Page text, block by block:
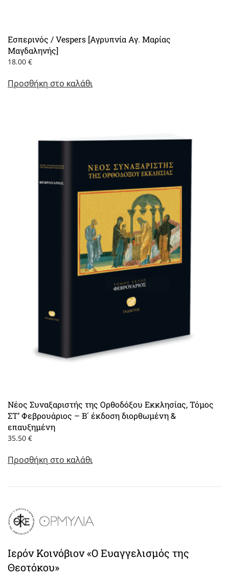
Εσπερινός / Vespers [Αγρυπνία Αγ. Μαρίας
Μαγδαληνής]
18.00 €
Προσθήκη στο καλάθι
Νέος Συναξαριστής της Ορθοδόξου Εκκλησίας, Τόμος
ΣΤ’ Φεβρουάριος – Β´ έκδοση διορθωμένη &
επαυξημένη
35.50 €
Προσθήκη στο καλάθι
Ιερόν Κοινόβιον «Ο Ευαγγελισμός της
Θεοτόκου»